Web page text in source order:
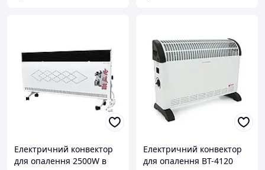
Електричний конвектор
для опалення 2500W в
Електричний конвектор
для опалення BT-4120